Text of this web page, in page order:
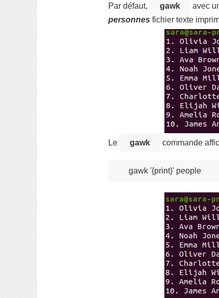
Par défaut, gawk avec
personnes fichier texte
Le gawk commande
gawk '{print}' people